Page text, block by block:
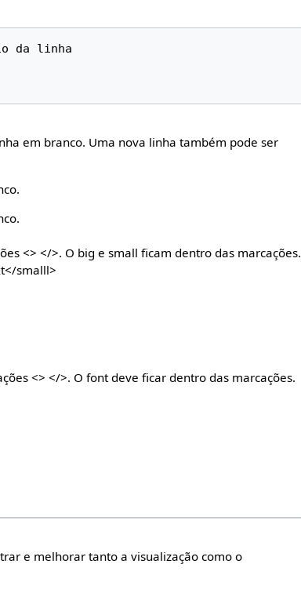
em branco. Uma nova linha também pode ser
<> </>. O big e small ficam dentro das marcações.
smalll>
<> </>. O font deve ficar dentro das marcações.
e melhorar tanto a visualização como o